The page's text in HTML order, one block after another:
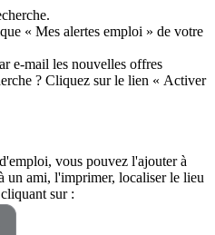
« Mes alertes emploi » de votre
e-mail les nouvelles offres
? Cliquez sur le lien « Activer
vous pouvez l'ajouter à
un ami, l'imprimer, localiser le lieu
sur :